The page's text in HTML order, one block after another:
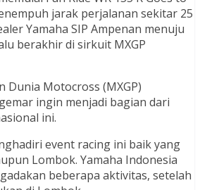
jarak perjalanan sekitar 25
Yamaha SIP Ampenan menuju
berakhir di sirkuit MXGP
Dunia Motocross (MXGP)
ingin menjadi bagian dari
ini.
event racing ini baik yang
Lombok. Yamaha Indonesia
beberapa aktivitas, setelah